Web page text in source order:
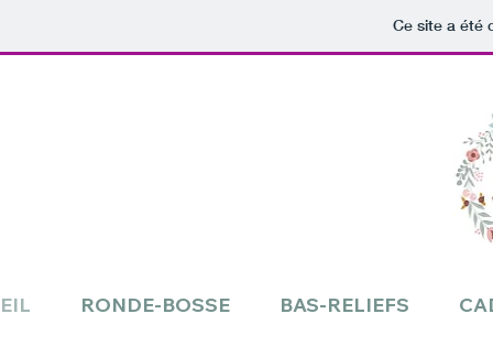
Ce site a été
RONDE-BOSSE BAS-RELIEFS